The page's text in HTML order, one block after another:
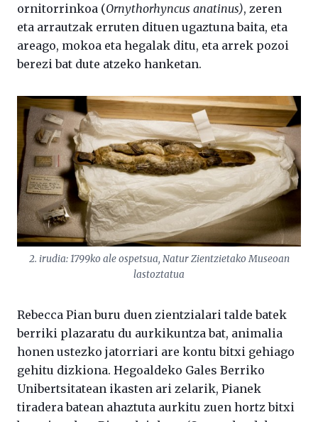
ornitorrinkoa (Ornythorhyncus anatinus), zeren
eta arrautzak erruten dituen ugaztuna baita, eta
areago, mokoa eta hegalak ditu, eta arrek pozoi
berezi bat dute atzeko hanketan.
2. irudia: 1799ko ale ospetsua, Natur Zientzietako Museoan
lastoztatua
Rebecca Pian buru duen zientzialari talde batek
berriki plazaratu du aurkikuntza bat, animalia
honen ustezko jatorriari are kontu bitxi gehiago
gehitu dizkiona. Hegoaldeko Gales Berriko
Unibertsitatean ikasten ari zelarik, Pianek
tiradera batean ahaztuta aurkitu zuen hortz bitxi